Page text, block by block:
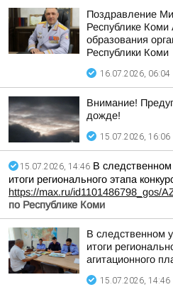
Поздравление
Республике
образования
Республики Коми
16.07.2026, 06:04
Внимание!
дожде!
15.07.2026, 16:06
15.07.2026, 14:46 В
итоги регионального этапа
https://max.ru/id1101486798_gos/
по Республике Коми
В следственном
итоги
агитационного
15.07.2026, 14:46